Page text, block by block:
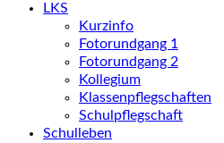
LKS
Kurzinfo
Fotorundgang 1
Fotorundgang 2
Kollegium
Klassenpflegschaften
Schulpflegschaft
Schulleben